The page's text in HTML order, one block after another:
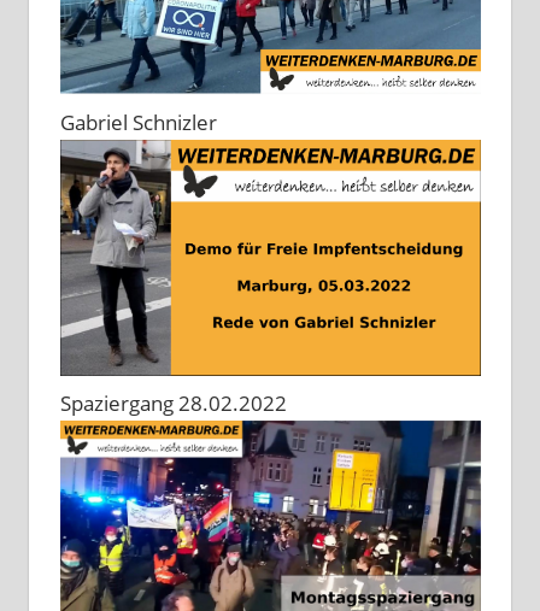
Gabriel Schnizler
Spaziergang 28.02.2022